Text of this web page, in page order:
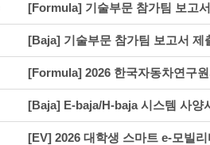
[Formula] 기술부문 참가팀 보고
[Baja] 기술부문 참가팀 보고서 제
[Baja] E-baja/H-baja 시스템 사양